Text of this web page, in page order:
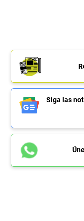
Siga las